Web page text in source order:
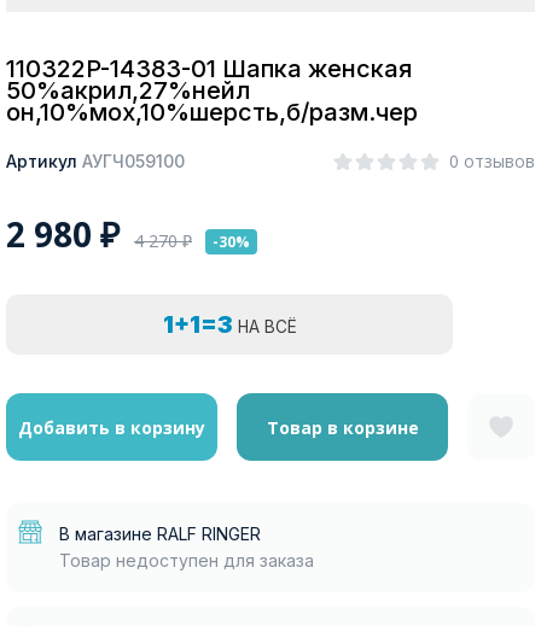
110322P-14383-01 Шапка женская
50%акрил,27%нейл
он,10%мох,10%шерсть,б/разм.чер
Артикул АУГЧ059100 0 отзывов
2 980 ₽ 4 270₽ -30%
1+1=3 НА ВСЁ
Добавить в корзину Товар в корзине
В магазине RALF RINGER
Товар недоступен для заказа